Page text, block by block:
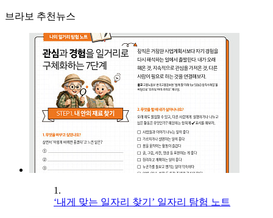
브라보 추천뉴스
1.
‘내게 맞는 일자리 찾기’ 일자리 탐험 노트